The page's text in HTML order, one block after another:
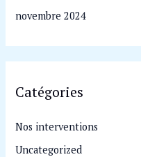
novembre 2024
Catégories
Nos interventions
Uncategorized